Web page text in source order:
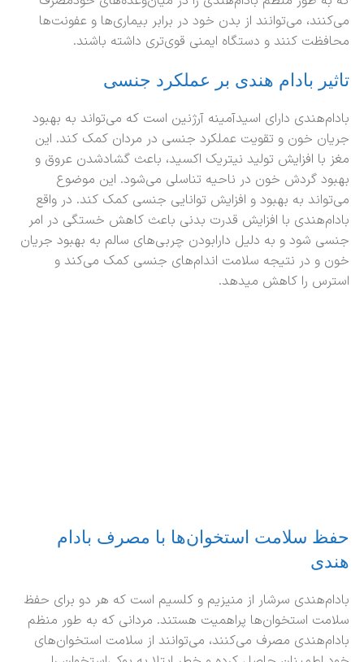
می‌کنند، می‌توانند از بدن خود در برابر بیماری‌ها و عفونت‌ها
محافظت کنند و دستگاه ایمنی قوی‌تری داشته باشند.
تاثیر بادام هندی بر عملکرد جنسی
بادام‌هندی دارای اسیدآمینه آرژنین است که می‌تواند به بهبود
جریان خون و تقویت عملکرد جنسی در مردان کمک کند. این
مغز با افزایش تولید نیتریک اکسید، باعث گشادشدن عروق و
بهبود گردش خون در ناحیه تناسلی می‌شود. این موضوع
می‌تواند به بهبود و افزایش توانایی جنسی کمک کند. در واقع
بادام‌هندی با افزایش قدرت بدنی باعث کاهش خستگی در امر
جنسی شود و به دلیل دارابودن چربی‌های سالم به بهبود جریان
خون و در نتیجه سلامت اندام‌های جنسی کمک می‌کند و
استرس را کاهش میدهد.
حفظ سلامت استخوان‌ها با مصرف بادام
هندی
بادام‌هندی سرشار از منیزیم و کلسیم است که هر دو برای حفظ
سلامت استخوان‌ها پراهمیت هستند. مردانی که به طور منظم
بادام‌هندی مصرف می‌کنند، می‌توانند از سلامت استخوان‌های